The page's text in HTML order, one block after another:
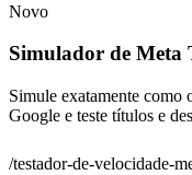
Novo
Simulador de Meta
Simule exatamente como
Google e teste títulos e
/testador-de-velocidade-